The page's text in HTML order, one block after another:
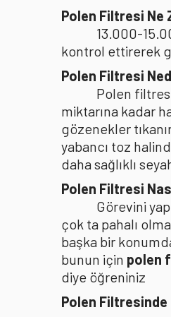
Polen Filtresi Ne
13.000-
kontrol ettirerek
Polen Filtresi
Polen
miktarına kadar
gözenekler
yabancı toz
daha sağlıklı
Polen Filtresi
Görevini
çok ta pahalı
başka bir
bunun için polen
diye öğreniniz
Polen